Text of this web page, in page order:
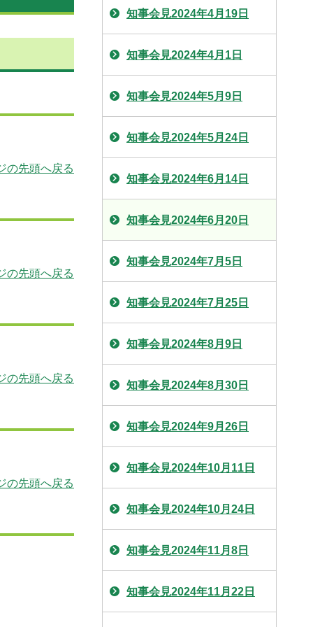
の先頭へ戻る
の先頭へ戻る
の先頭へ戻る
の先頭へ戻る
知事会見2024年4月19日
知事会見2024年4月1日
知事会見2024年5月9日
知事会見2024年5月24日
知事会見2024年6月14日
知事会見2024年6月20日
知事会見2024年7月5日
知事会見2024年7月25日
知事会見2024年8月9日
知事会見2024年8月30日
知事会見2024年9月26日
知事会見2024年10月11日
知事会見2024年10月24日
知事会見2024年11月8日
知事会見2024年11月22日